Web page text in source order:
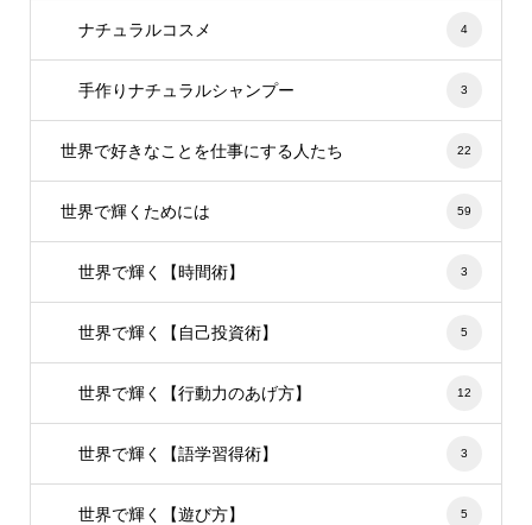
ナチュラルコスメ 4
手作りナチュラルシャンプー 3
世界で好きなことを仕事にする人たち 22
世界で輝くためには 59
世界で輝く【時間術】 3
世界で輝く【自己投資術】 5
世界で輝く【行動力のあげ方】 12
世界で輝く【語学習得術】 3
世界で輝く【遊び方】 5